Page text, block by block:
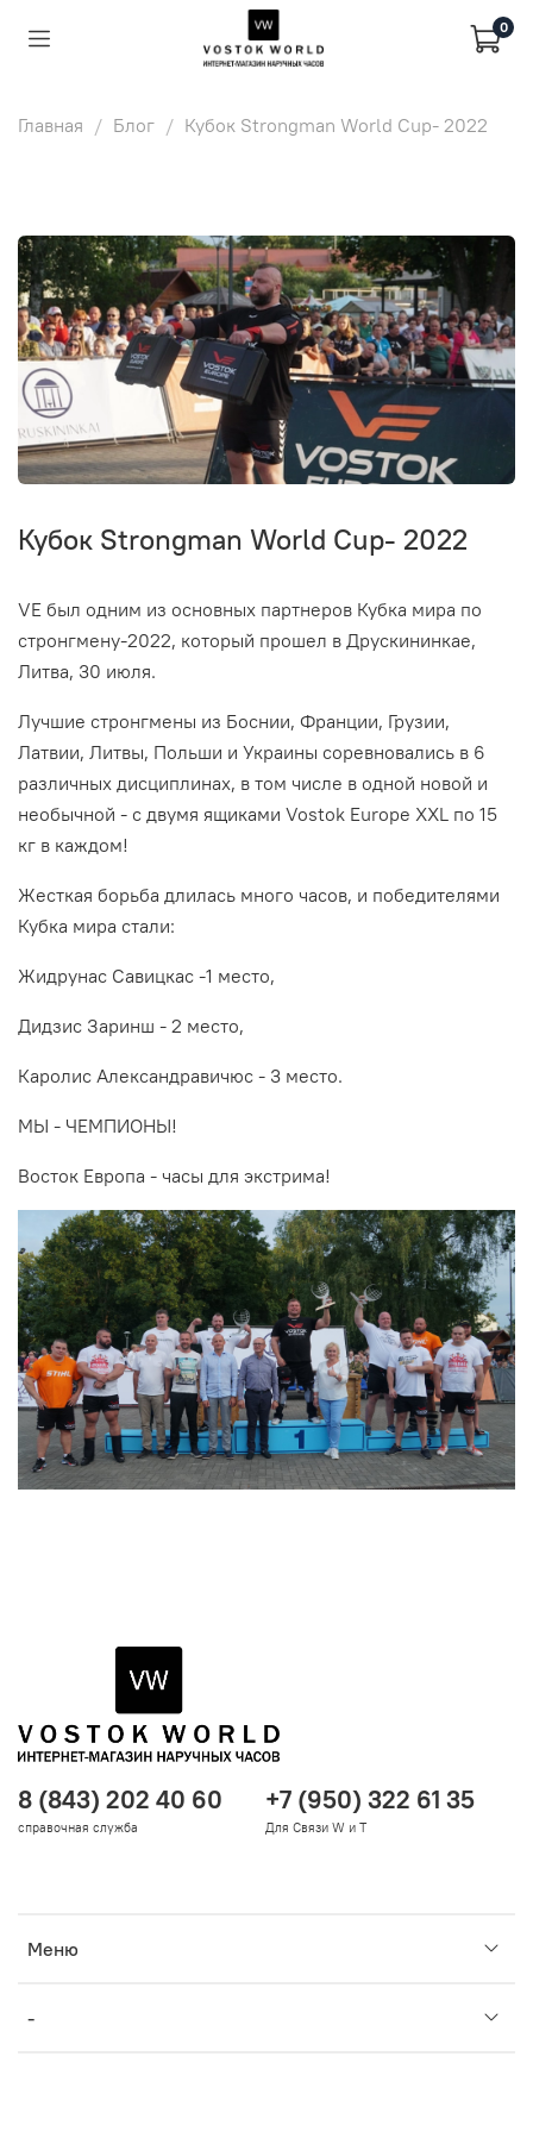
0
Главная Блог Кубок Strongman World Cup- 2022
Кубок Strongman World Cup- 2022
VE был одним из основных партнеров Кубка мира по
стронгмену-2022, который прошел в Друскининкае,
Литва, 30 июля.
Лучшие стронгмены из Боснии, Франции, Грузии,
Латвии, Литвы, Польши и Украины соревновались в 6
различных дисциплинах, в том числе в одной новой и
необычной - с двумя ящиками Vostok Europe XXL по 15
кг в каждом!
Жесткая борьба длилась много часов, и победителями
Кубка мира стали:
Жидрунас Савицкас -1 место,
Дидзис Заринш - 2 место,
Каролис Александравичюс - 3 место.
МЫ - ЧЕМПИОНЫ!
Восток Европа - часы для экстрима!
Меню
-
8 (843) 202 40 60
справочная служба
+7 (950) 322 61 35
Для Связи W и T